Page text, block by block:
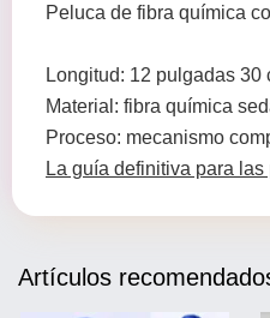
Peluca de fibra química
Longitud: 12 pulgadas 30
Material: fibra química
Proceso: mecanismo
La guía definitiva para
Artículos